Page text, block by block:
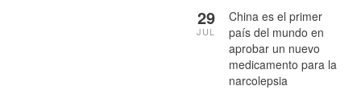
China es el primer
país del mundo en
aprobar un nuevo
medicamento para la
narcolepsia
29
JUL